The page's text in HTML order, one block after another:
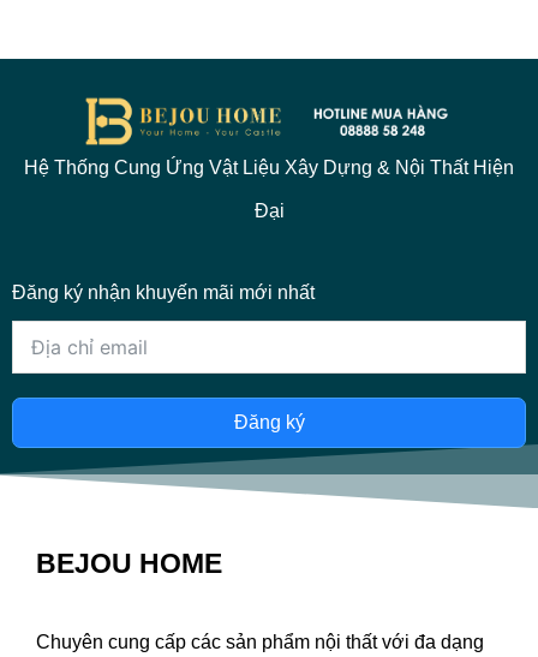
Hệ Thống Cung Ứng Vật Liệu Xây Dựng & Nội Thất Hiện
Đại
Đăng ký nhận khuyến mãi mới nhất
Đăng ký
BEJOU HOME
Chuyên cung cấp các sản phẩm nội thất với đa dạng